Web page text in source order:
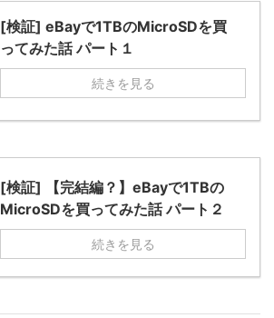
[検証] eBayで1TBのMicroSDを買
ってみた話 パート１
続きを見る
[検証] 【完結編？】eBayで1TBの
MicroSDを買ってみた話 パート２
続きを見る